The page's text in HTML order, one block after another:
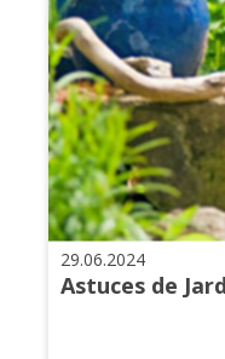
29.06.2024
Astuces de